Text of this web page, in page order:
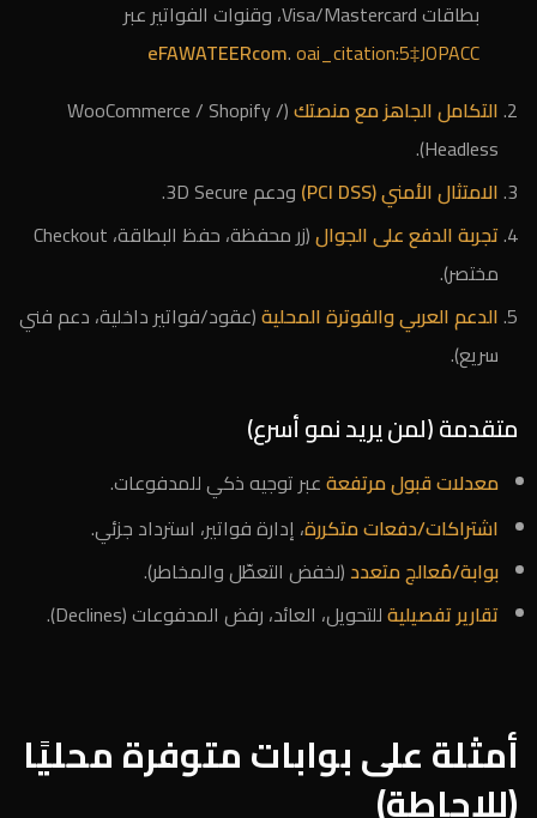
بطاقات Visa/Mastercard، وقنوات الفواتير عبر
eFAWATEERcom.oai_citation:5‡JOPACC
التكامل الجاهز مع منصتك (WooCommerce / Shopify /
Headless).
الامتثال الأمني (PCI DSS)
ودعم 3D Secure.
تجربة الدفع على الجوال
(زر محفظة، حفظ البطاقة، Checkout
مختصر).
الدعم العربي والفوترة المحلية(عقود/فواتير داخلية، دعم فني
سريع).
متقدمة (لمن يريد نمو أسرع)
معدلات قبول مرتفعةعبر توجيه ذكي للمدفوعات.
اشتراكات/دفعات متكررة، إدارة فواتير، استرداد جزئي.
بوابة/مُعالج متعدد (لخفض التعطّل والمخاطر).
تقارير تفصيليةللتحويل، العائد، رفض المدفوعات (Declines).
أمثلة على بوابات متوفرة محليًا
(للإحاطة)